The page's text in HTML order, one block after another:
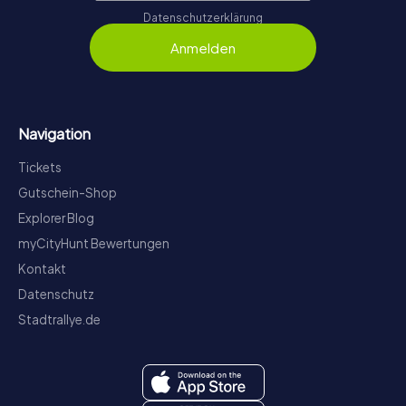
Datenschutzerklärung
Anmelden
Navigation
Tickets
Gutschein-Shop
Explorer Blog
myCityHunt Bewertungen
Kontakt
Datenschutz
Stadtrallye.de